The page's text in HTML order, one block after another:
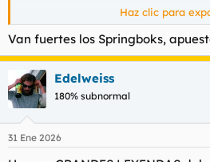
Haz clic para
Van fuertes los Springboks,
Edelweiss
180% subnormal
31 Ene 2026